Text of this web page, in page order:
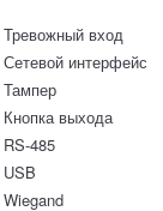
Тревожный вход
Сетевой интерфейс
Тампер
Кнопка выхода
RS-485
USB
Wiegand